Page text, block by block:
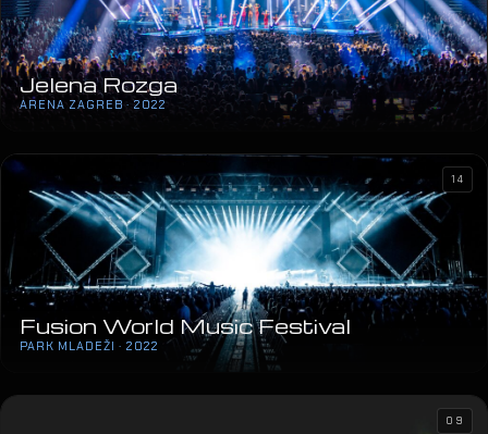
Jelena Rozga
ARENA ZAGREB · 2022
Fusion World Music Festival
PARK MLADEŽI · 2022
14
09